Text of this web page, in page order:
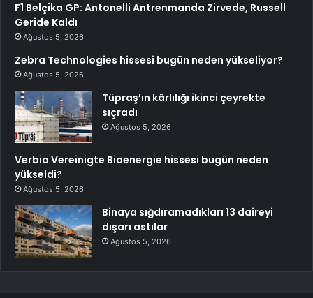
F1 Belçika GP: Antonelli Antrenmanda Zirvede, Russell
Geride Kaldı
Ağustos 5, 2026
Zebra Technologies hissesi bugün neden yükseliyor?
Ağustos 5, 2026
Tüpraş’ın kârlılığı ikinci çeyrekte
sıçradı
Ağustos 5, 2026
Verbio Vereinigte Bioenergie hissesi bugün neden
yükseldi?
Ağustos 5, 2026
Binaya sığdıramadıkları 13 daireyi
dışarı astılar
Ağustos 5, 2026